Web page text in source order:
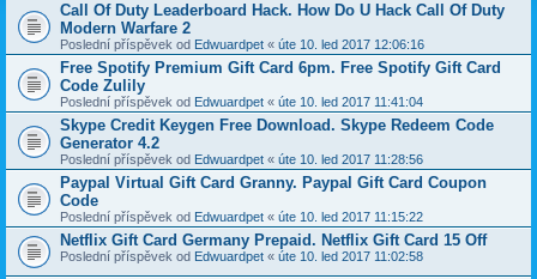
Call Of Duty Leaderboard Hack. How Do U Hack Call Of Duty
Modern Warfare 2
Poslední příspěvek od Edwuardpet « úte 10. led 2017 12:06:16
Free Spotify Premium Gift Card 6pm. Free Spotify Gift Card
Code Zulily
Poslední příspěvek od Edwuardpet « úte 10. led 2017 11:41:04
Skype Credit Keygen Free Download. Skype Redeem Code
Generator 4.2
Poslední příspěvek od Edwuardpet « úte 10. led 2017 11:28:56
Paypal Virtual Gift Card Granny. Paypal Gift Card Coupon
Code
Poslední příspěvek od Edwuardpet « úte 10. led 2017 11:15:22
Netflix Gift Card Germany Prepaid. Netflix Gift Card 15 Off
Poslední příspěvek od Edwuardpet « úte 10. led 2017 11:02:58